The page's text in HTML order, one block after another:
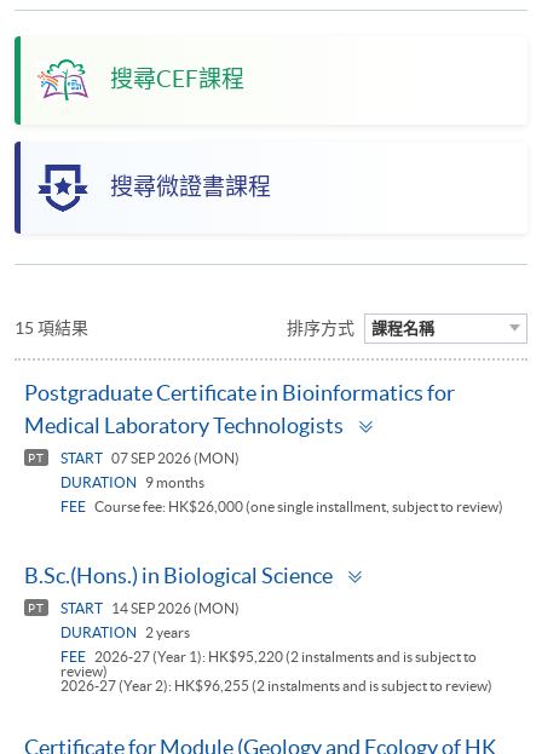
搜尋CEF課程
搜尋微證書課程
15 項結果 排序方式 課程名稱
Postgraduate Certificate in Bioinformatics for
Medical Laboratory Technologists
PT START 07 SEP 2026 (MON)
DURATION
9 months
FEE Course fee: HK$26,000 (one single installment, subject to review)
B.Sc.(Hons.) in Biological Science
PT START
14 SEP 2026 (MON)
DURATION
2 years
FEE
2026-27 (Year 1): HK$95,220 (2 instalments and is subject to
review)
2026-27 (Year 2): HK$96,255 (2 instalments and is subject to review)
Certificate for Module (Geology and Ecology of HK